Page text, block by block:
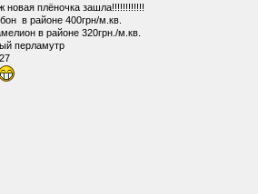
новая плёночка зашла!!!!!!!!!!!!
в районе 400грн/м.кв.
в районе 320грн./м.кв.
перламутр